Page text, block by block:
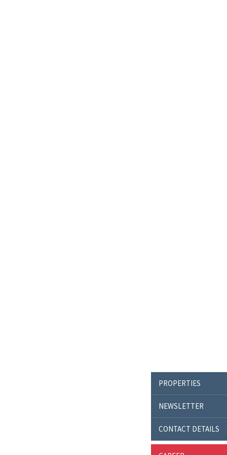
PROPERTIES
NEWSLETTER
CONTACT DETAILS